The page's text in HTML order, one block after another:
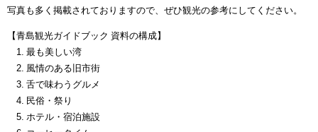
写真も多く掲載されておりますので、ぜひ観光の参考にしてください。
【青島観光ガイドブック 資料の構成】
1. 最も美しい湾
2. 風情のある旧市街
3. 舌で味わうグルメ
4. 民俗・祭り
5. ホテル・宿泊施設